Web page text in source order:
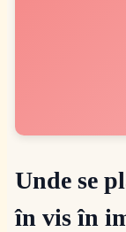
Unde se
în vis în